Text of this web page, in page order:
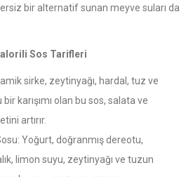
bir alternatif sunan meyve suları da
Sos Tarifleri
sirke, zeytinyağı, hardal, tuz ve
karışımı olan bu sos, salata ve
artırır.
Yoğurt, doğranmış dereotu,
limon suyu, zeytinyağı ve tuzun